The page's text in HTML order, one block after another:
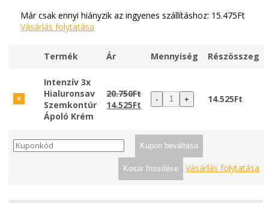
Már csak ennyi hiányzik az ingyenes szállításhoz: 15.475Ft
Vásárlás folytatása
Bélyegkép
Termék Ár Mennyiség Részösszeg
×
Intenzív 3x
Hialuronsav
Szemkontúr
Ápoló Krém
20.750Ft
14.525Ft - + 14.525Ft
Kupon:
Kupon beváltása
Kosár frissítése Vásárlás folytatása